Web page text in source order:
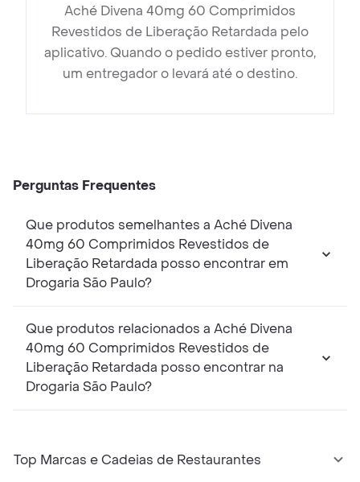
Aché Divena 40mg 60 Comprimidos
Revestidos de Liberação Retardada pelo
aplicativo. Quando o pedido estiver pronto,
um entregador o levará até o destino.
Perguntas Frequentes
Que produtos semelhantes a Aché Divena
40mg 60 Comprimidos Revestidos de
Liberação Retardada posso encontrar em
Drogaria São Paulo?
Que produtos relacionados a Aché Divena
40mg 60 Comprimidos Revestidos de
Liberação Retardada posso encontrar na
Drogaria São Paulo?
Top Marcas e Cadeias de Restaurantes